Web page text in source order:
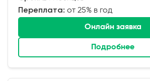
Переплата: от 25% в год
Онлайн заявка
Подробнее